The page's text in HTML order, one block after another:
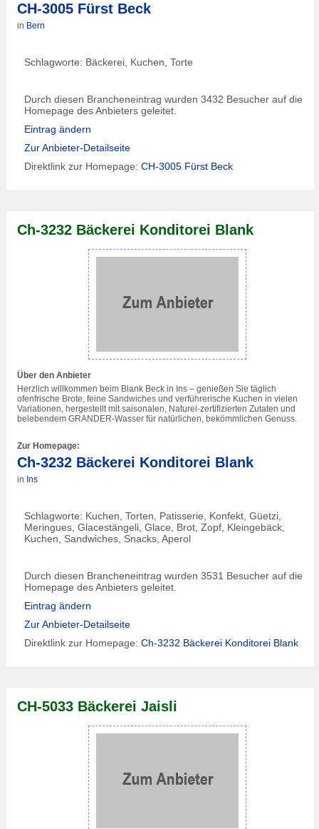
CH-3005 Fürst Beck
in Bern
Schlagworte: Bäckerei, Kuchen, Torte
Durch diesen Brancheneintrag wurden 3432 Besucher auf die
Homepage des Anbieters geleitet.
Eintrag ändern
Zur Anbieter-Detailseite
Direktlink zur Homepage: CH-3005 Fürst Beck
Ch-3232 Bäckerei Konditorei Blank
Über den Anbieter
Herzlich willkommen beim Blank Beck in Ins – genießen Sie täglich
ofenfrische Brote, feine Sandwiches und verführerische Kuchen in vielen
Variationen, hergestellt mit saisonalen, Naturel-zertifizierten Zutaten und
belebendem GRANDER-Wasser für natürlichen, bekömmlichen Genuss.
Zur Homepage:
Ch-3232 Bäckerei Konditorei Blank
in Ins
Schlagworte: Kuchen, Torten, Patisserie, Konfekt, Güetzi,
Meringues, Glacestängeli, Glace, Brot, Zopf, Kleingebäck,
Kuchen, Sandwiches, Snacks, Aperol
Durch diesen Brancheneintrag wurden 3531 Besucher auf die
Homepage des Anbieters geleitet.
Eintrag ändern
Zur Anbieter-Detailseite
Direktlink zur Homepage: Ch-3232 Bäckerei Konditorei Blank
CH-5033 Bäckerei Jaisli